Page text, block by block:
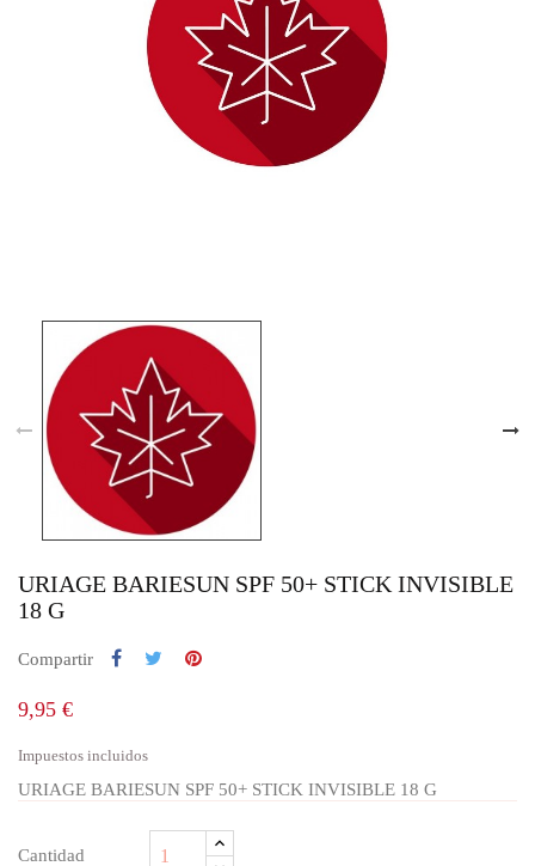
URIAGE BARIESUN SPF 50+ STICK INVISIBLE
18 G
Compartir
9,95 €
Impuestos incluidos
URIAGE BARIESUN SPF 50+ STICK INVISIBLE 18 G
Cantidad